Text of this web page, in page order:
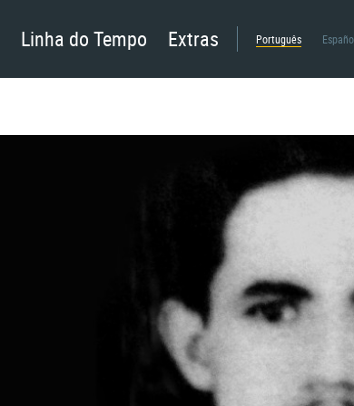
Linha do Tempo Extras Português